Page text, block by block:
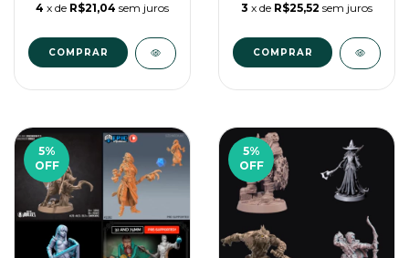
4 x de R$21,04 sem juros
COMPRAR
3 x de R$25,52 sem juros
COMPRAR
5%
OFF
5%
OFF